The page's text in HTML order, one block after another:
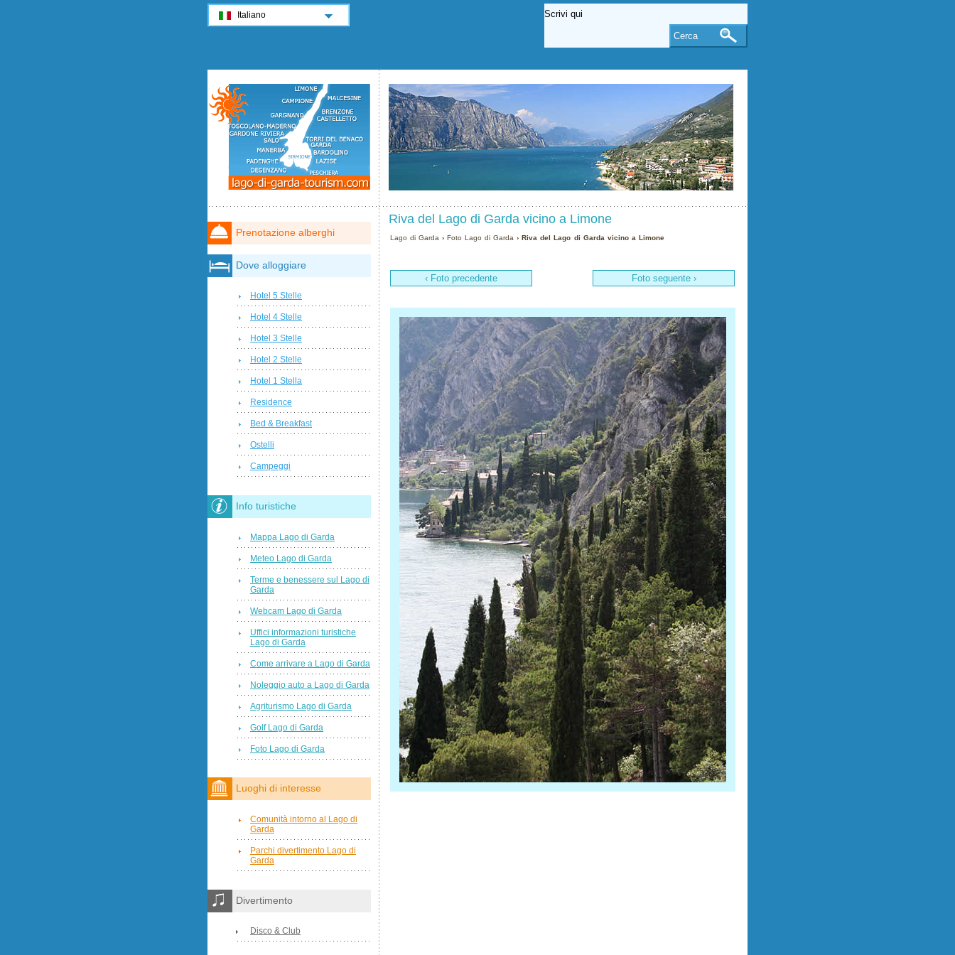
Riva del Lago di Garda vicino a Limone
Lago di Garda ›Foto Lago di Garda › Riva del Lago di Garda vicino a Limone
‹ Foto precedente Foto seguente ›
Prenotazione alberghi
Dove alloggiare
Hotel 5 Stelle
Hotel 4 Stelle
Hotel 3 Stelle
Hotel 2 Stelle
Hotel 1 Stella
Residence
Bed & Breakfast
Ostelli
Campeggi
Info turistiche
Mappa Lago di Garda
Meteo Lago di Garda
Terme e benessere sul Lago di
Garda
Webcam Lago di Garda
Uffici informazioni turistiche
Lago di Garda
Come arrivare a Lago di Garda
Noleggio auto a Lago di Garda
Agriturismo Lago di Garda
Golf Lago di Garda
Foto Lago di Garda
Luoghi di interesse
Comunità intorno al Lago di
Garda
Parchi divertimento Lago di
Garda
Divertimento
Disco & Club
Italiano
Cerca